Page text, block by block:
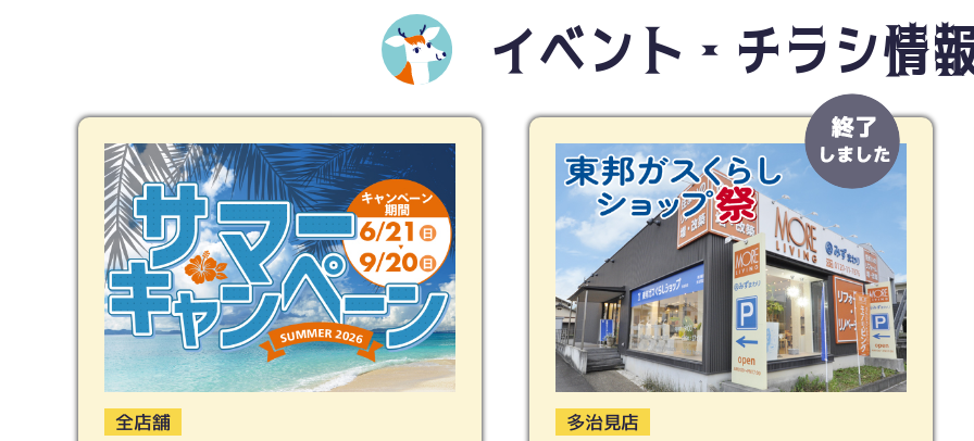
イベント・チラシ情
全店舗 多治見店